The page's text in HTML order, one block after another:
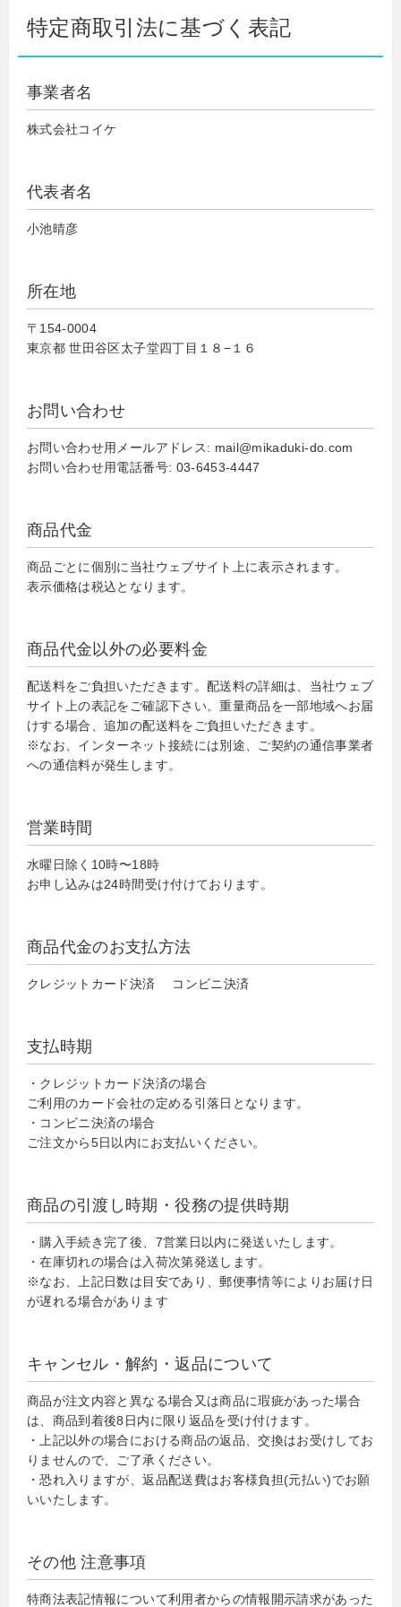
特定商取引法に基づく表記
事業者名
株式会社コイケ
代表者名
小池晴彦
所在地
〒154-0004
東京都 世田谷区太子堂四丁目１８−１６
お問い合わせ
お問い合わせ用メールアドレス: mail@mikaduki-do.com
お問い合わせ用電話番号: 03-6453-4447
商品代金
商品ごとに個別に当社ウェブサイト上に表示されます。
表示価格は税込となります。
商品代金以外の必要料金
配送料をご負担いただきます。配送料の詳細は、当社ウェブ
サイト上の表記をご確認下さい。重量商品を一部地域へお届
けする場合、追加の配送料をご負担いただきます。
※なお、インターネット接続には別途、ご契約の通信事業者
への通信料が発生します。
営業時間
水曜日除く10時〜18時
お申し込みは24時間受け付けております。
商品代金のお支払方法
クレジットカード決済 コンビニ決済
支払時期
・クレジットカード決済の場合
ご利用のカード会社の定める引落日となります。
・コンビニ決済の場合
ご注文から5日以内にお支払いください。
商品の引渡し時期・役務の提供時期
・購入手続き完了後、7営業日以内に発送いたします。
・在庫切れの場合は入荷次第発送します。
※なお、上記日数は目安であり、郵便事情等によりお届け日
が遅れる場合があります
キャンセル・解約・返品について
商品が注文内容と異なる場合又は商品に瑕疵があった場合
は、商品到着後8日内に限り返品を受け付けます。
・上記以外の場合における商品の返品、交換はお受けしてお
りませんので、ご了承ください。
・恐れ入りますが、返品配送費はお客様負担(元払い)でお願
いいたします。
その他 注意事項
特商法表記情報について利用者からの情報開示請求があった